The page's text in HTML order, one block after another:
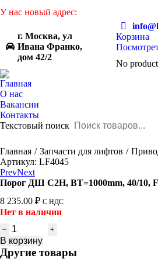
У нас новый адрес:
г. Москва, ул
Ивана Франко,
дом 42/2
Корзина
No
Главная
О нас
Вакансии
Контакты
Текстовый поиск
You are here:
Главная Запчасти для лифтов
Артикул: LF4045
PrevNext
Порог ДШ C2H, BT=1000mm, 40/10,
8 235.00 ₽ С НДС
Нет в наличии
Количество
товара
Порог
ДШ
В корзину
Другие товары